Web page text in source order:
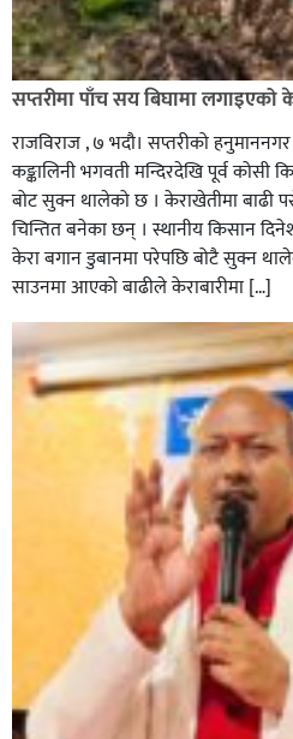
सप्तरीमा पाँच सय बिघामा लगाइएको
राजविराज , ७ भदौ। सप्तरीको
कङ्कालिनी भगवती मन्दिरदेखि पूर्व कोसी
बोट सुक्न थालेको छ । केराखेतीमा बाढी
चिन्तित बनेका छन् । स्थानीय किसान
केरा बगान डुबानमा परेपछि बोटै सुक्न
साउनमा आएको बाढीले केराबारीमा […]